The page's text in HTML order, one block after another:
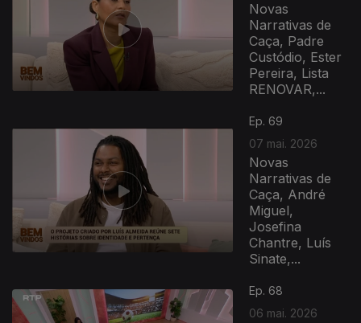
Novas
Narrativas de
Caça, Padre
Custódio, Ester
Pereira, Lista
RENOVAR,...
Ep. 69
07 mai. 2026
Novas
Narrativas de
Caça, André
Miguel,
Josefina
Chantre, Luís
Sinate,...
Ep. 68
06 mai. 2026